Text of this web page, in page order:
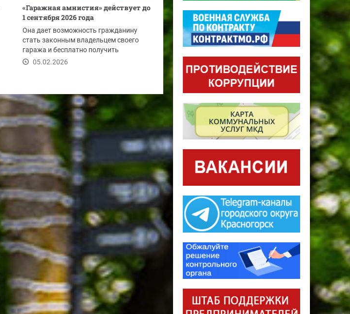
«Гаражная амнистия» действует до
1 сентября 2026 года
Она дает возможность гражданину
стать законным владельцем своего
гаража и бесплатно получить
земельный участок под...
05.02.2026